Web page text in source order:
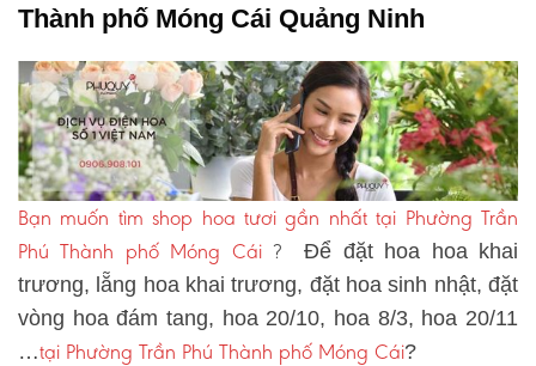
Thành phố Móng Cái Quảng Ninh
Bạn muốn tìm shop hoa tươi gần nhất tại Phường Trần
Phú Thành phố Móng Cái? Để đặt hoa hoa khai
trương, lẵng hoa khai trương, đặt hoa sinh nhật, đặt
vòng hoa đám tang, hoa 20/10, hoa 8/3, hoa 20/11
…tại Phường Trần Phú Thành phố Móng Cái?